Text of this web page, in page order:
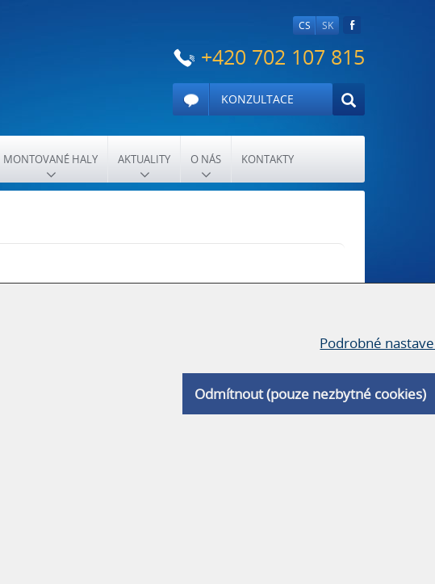
CS SK
+420 702 107 815
KONZULTACE
MONTOVANÉ HALY AKTUALITY O NÁS KONTAKTY
Podrobné
Odmítnout (pouze nezbytné cookies)